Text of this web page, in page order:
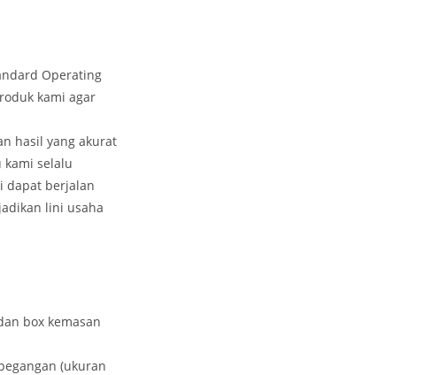
Operating
kami agar
hasil yang akurat
kami selalu
dapat berjalan
lini usaha
box kemasan
(ukuran